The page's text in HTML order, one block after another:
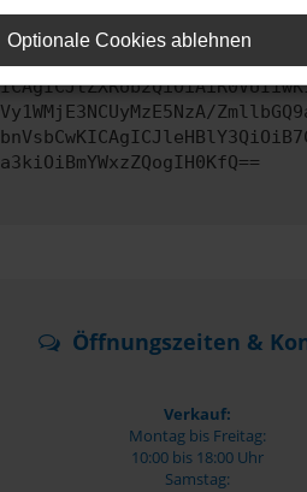
Öffnungszeiten &
Verkauf:
Montag bis Freitag:
10:00 bis 18:00 Uhr
Samstag:
Optionale Cookies ablehnen